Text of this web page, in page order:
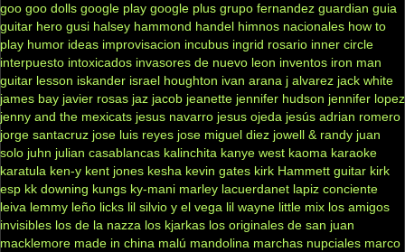
goo goo dolls google play google plus grupo fernandez guardian guia
guitar hero gusi halsey hammond handel himnos nacionales how to
play humor ideas improvisacion incubus ingrid rosario inner circle
interpuesto intoxicados invasores de nuevo leon inventos iron man
guitar lesson iskander israel houghton ivan arana j alvarez jack white
james bay javier rosas jaz jacob jeanette jennifer hudson jennifer lopez
jenny and the mexicats jesus navarro jesus ojeda jesús adrian romero
jorge santacruz jose luis reyes jose miguel diez jowell & randy juan
solo juhn julian casablancas kalinchita kanye west kaoma karaoke
karatula ken-y kent jones kesha kevin gates kirk Hammett guitar kirk
esp kk downing kungs ky-mani marley lacuerdanet lapiz conciente
leiva lemmy leño licks lil silvio y el vega lil wayne little mix los amigos
invisibles los de la nazza los kjarkas los originales de san juan
macklemore made in china malú mandolina marchas nupciales marco